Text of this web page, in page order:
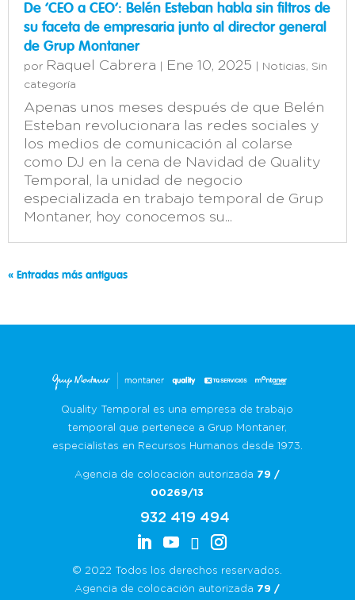
De ‘CEO a CEO’: Belén Esteban habla sin filtros de
su faceta de empresaria junto al director general
de Grup Montaner
por Raquel Cabrera Ene 10, 2025 Noticias, Sin
categoría
Apenas unos meses después de que Belén
Esteban revolucionara las redes sociales y
los medios de comunicación al colarse
como DJ en la cena de Navidad de Quality
Temporal, la unidad de negocio
especializada en trabajo temporal de Grup
Montaner, hoy conocemos su...
« Entradas más antiguas
Quality Temporal es una empresa de trabajo
temporal que pertenece a Grup Montaner,
especialistas en Recursos Humanos desde 1973.
Agencia de colocación autorizada 79 /
00269/13
932 419 494
© 2022 Todos los derechos reservados.
Agencia de colocación autorizada 79 /